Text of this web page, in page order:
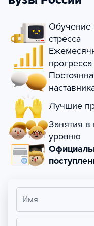
Обучение
стресса
прогресса
Лучшие
Занятия в
уровню
Имя